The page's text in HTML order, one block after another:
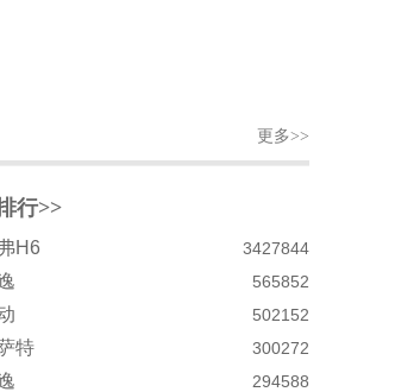
更多>>
行>>
H6 3427844
565852
502152
特 300272
294588